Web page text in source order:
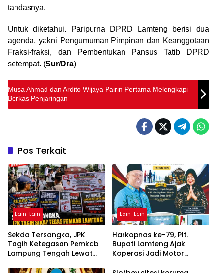
tandasnya.
Untuk diketahui, Paripurna DPRD Lamteng berisi dua
agenda, yakni Pengumuman Pimpinan dan Keanggotaan
Fraksi-fraksi, dan Pembentukan Pansus Tatib DPRD
setempat. (Sur/Dra)
Musa Ahmad dan Ardito Wijaya Pairin Pertama Melengkapi
Berkas Penjaringan
Pos Terkait
Lain-Lain
Sekda Tersangka, JPK
Tagih Ketegasan Pemkab
Lampung Tengah Lewat
Lain-Lain
Harkopnas ke-79, Plt.
Bupati Lamteng Ajak
Koperasi Jadi Motor